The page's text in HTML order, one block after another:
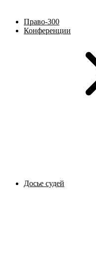
Право-300
Конференции
Досье судей